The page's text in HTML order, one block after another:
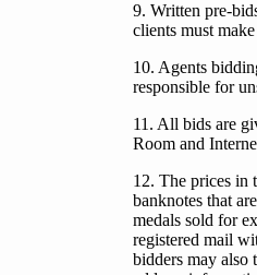
9. Written pre-
clients must
10. Agents
responsible for
11. All bids are
Room and
12. The prices in
banknotes that
medals sold for
registered mail
bidders may also